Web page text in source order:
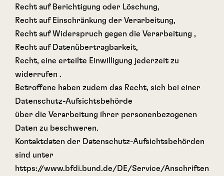
Recht auf Berichtigung oder Löschung,
Recht auf Einschränkung der Verarbeitung,
Recht auf Widerspruch gegen die Verarbeitung ,
Recht auf Datenübertragbarkeit,
Recht, eine erteilte Einwilligung jederzeit zu
widerrufen .
Betroffene haben zudem das Recht, sich bei einer
Datenschutz-Aufsichtsbehörde
über die Verarbeitung ihrer personenbezogenen
Daten zu beschweren.
Kontaktdaten der Datenschutz-Aufsichtsbehörden
sind unter
https://www.bfdi.bund.de/DE/Service/Anschriften